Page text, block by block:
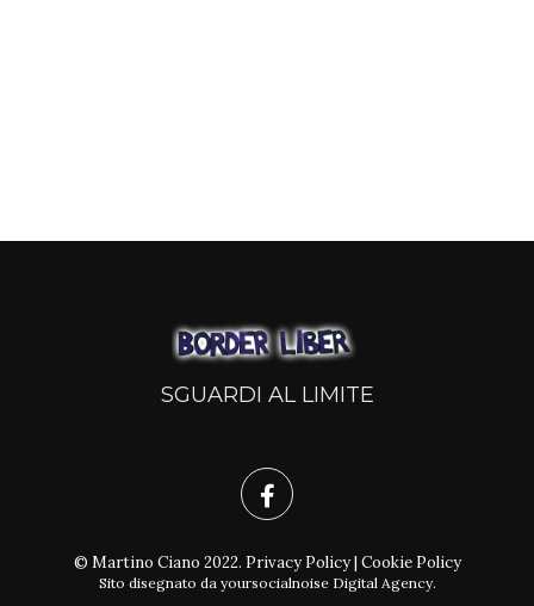
SGUARDI AL LIMITE
© Martino Ciano 2022. Privacy Policy| Cookie Policy
Sito disegnato da yoursocialnoise Digital Agency.